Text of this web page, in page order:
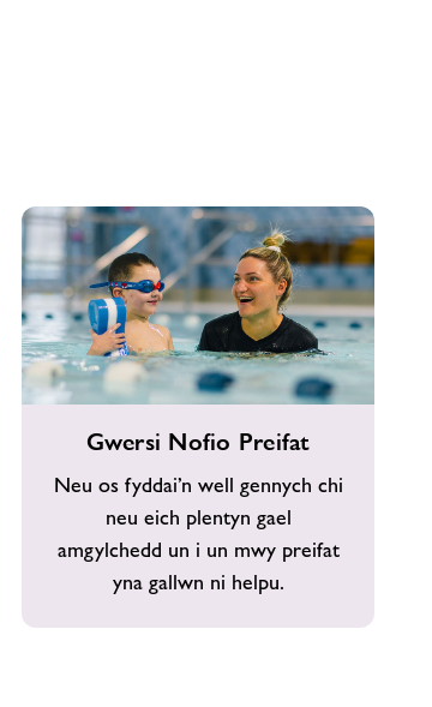
Preifat
Gwersi Nofio Preifat
Neu os fyddai’n well gennych chi
neu eich plentyn gael
amgylchedd un i un mwy preifat
yna gallwn ni helpu.